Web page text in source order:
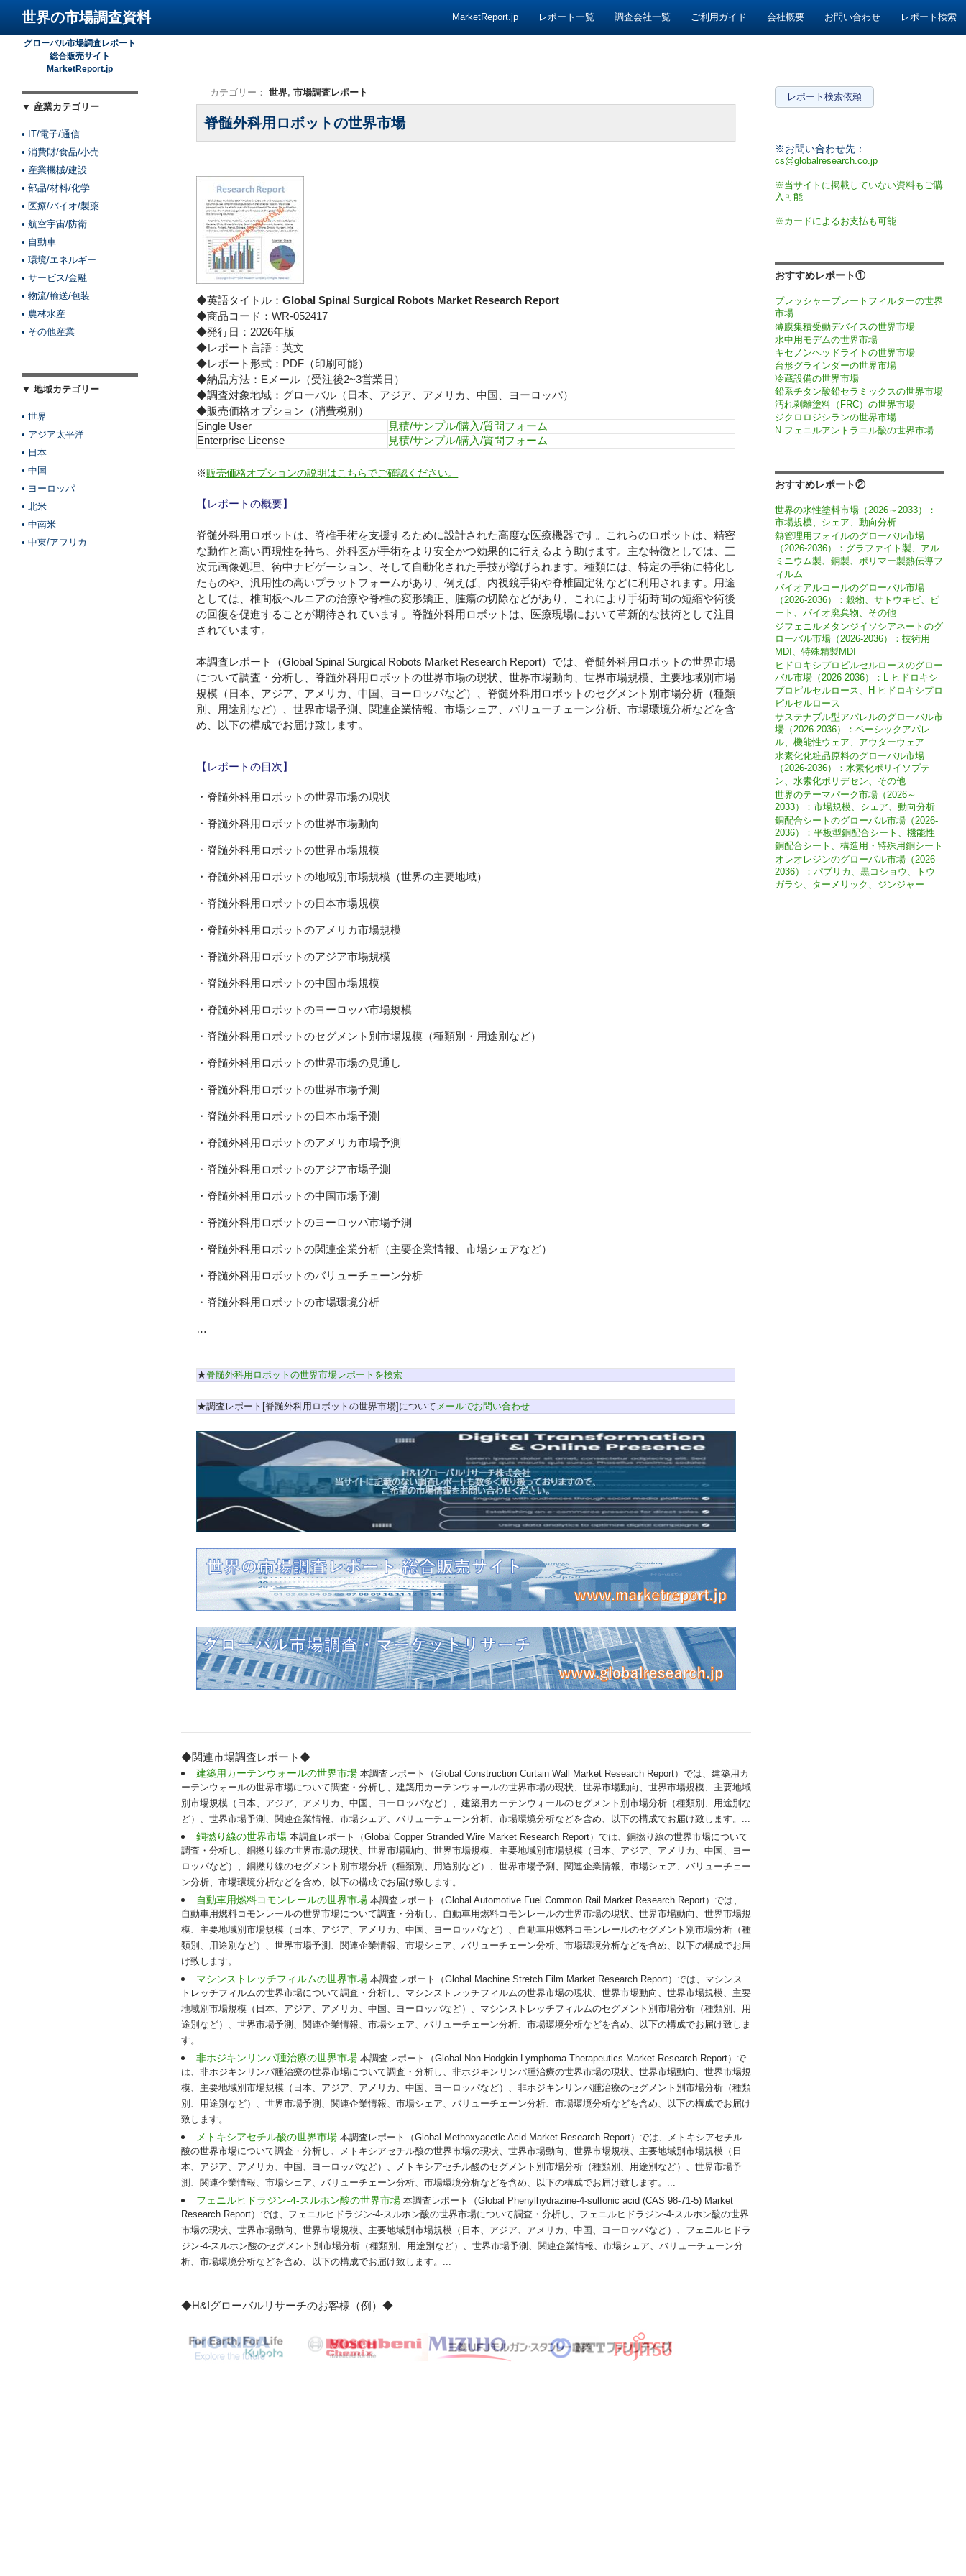
世界の市場調査資料
MarketReport.jp
レポート一覧 調査会社一覧 ご利用ガイド 会社概要 お問い合わせ レポート検索
カテゴリー：世界,市場調査レポート
脊髄外科用ロボットの世界市場
◆英語タイトル：Global Spinal Surgical Robots Market Research Report
◆商品コード：WR-052417
◆発行日：2026年版
◆レポート言語：英文
◆レポート形式：PDF（印刷可能）
◆納品方法：Eメール（受注後2~3営業日）
◆調査対象地域：グローバル（日本、アジア、アメリカ、中国、ヨーロッパ）
◆販売価格オプション（消費税別）
Single User
見積/サンプル/購入/質問フォーム
Enterprise License
見積/サンプル/購入/質問フォーム
※販売価格オプションの説明はこちらでご確認ください。
【レポートの概要】
脊髄外科用ロボットは、脊椎手術を支援するために設計された高度な医療機器です。これらのロボットは、精密
な動作と高い再現性を持ち、外科医が手術をより安全かつ効果的に行えるよう助けます。主な特徴としては、三
次元画像処理、術中ナビゲーション、そして自動化された手技が挙げられます。種類には、特定の手術に特化し
たものや、汎用性の高いプラットフォームがあり、例えば、内視鏡手術や脊椎固定術などに利用されます。用途
としては、椎間板ヘルニアの治療や脊椎の変形矯正、腫瘍の切除などがあり、これにより手術時間の短縮や術後
の回復を促進することが期待されています。脊髄外科用ロボットは、医療現場において革新的な技術として注目
されています。
本調査レポート（Global Spinal Surgical Robots Market Research Report）では、脊髄外科用ロボットの世界市場
について調査・分析し、脊髄外科用ロボットの世界市場の現状、世界市場動向、世界市場規模、主要地域別市場
規模（日本、アジア、アメリカ、中国、ヨーロッパなど）、脊髄外科用ロボットのセグメント別市場分析（種類
別、用途別など）、世界市場予測、関連企業情報、市場シェア、バリューチェーン分析、市場環境分析などを含
め、以下の構成でお届け致します。
【レポートの目次】
・脊髄外科用ロボットの世界市場の現状
・脊髄外科用ロボットの世界市場動向
・脊髄外科用ロボットの世界市場規模
・脊髄外科用ロボットの地域別市場規模（世界の主要地域）
・脊髄外科用ロボットの日本市場規模
・脊髄外科用ロボットのアメリカ市場規模
・脊髄外科用ロボットのアジア市場規模
・脊髄外科用ロボットの中国市場規模
・脊髄外科用ロボットのヨーロッパ市場規模
・脊髄外科用ロボットのセグメント別市場規模（種類別・用途別など）
・脊髄外科用ロボットの世界市場の見通し
・脊髄外科用ロボットの世界市場予測
・脊髄外科用ロボットの日本市場予測
・脊髄外科用ロボットのアメリカ市場予測
・脊髄外科用ロボットのアジア市場予測
・脊髄外科用ロボットの中国市場予測
・脊髄外科用ロボットのヨーロッパ市場予測
・脊髄外科用ロボットの関連企業分析（主要企業情報、市場シェアなど）
・脊髄外科用ロボットのバリューチェーン分析
・脊髄外科用ロボットの市場環境分析
…
★脊髄外科用ロボットの世界市場レポートを検索
★調査レポート[脊髄外科用ロボットの世界市場]について メールでお問い合わせ
◆関連市場調査レポート◆
建築用カーテンウォールの世界市場 本調査レポート（Global Construction Curtain Wall Market Research Report）では、建築用カ
ーテンウォールの世界市場について調査・分析し、建築用カーテンウォールの世界市場の現状、世界市場動向、世界市場規模、主要地域
別市場規模（日本、アジア、アメリカ、中国、ヨーロッパなど）、建築用カーテンウォールのセグメント別市場分析（種類別、用途別な
ど）、世界市場予測、関連企業情報、市場シェア、バリューチェーン分析、市場環境分析などを含め、以下の構成でお届け致します。...
銅撚り線の世界市場 本調査レポート（Global Copper Stranded Wire Market Research Report）では、銅撚り線の世界市場について
調査・分析し、銅撚り線の世界市場の現状、世界市場動向、世界市場規模、主要地域別市場規模（日本、アジア、アメリカ、中国、ヨー
ロッパなど）、銅撚り線のセグメント別市場分析（種類別、用途別など）、世界市場予測、関連企業情報、市場シェア、バリューチェー
ン分析、市場環境分析などを含め、以下の構成でお届け致します。...
自動車用燃料コモンレールの世界市場 本調査レポート（Global Automotive Fuel Common Rail Market Research Report）では、
自動車用燃料コモンレールの世界市場について調査・分析し、自動車用燃料コモンレールの世界市場の現状、世界市場動向、世界市場規
模、主要地域別市場規模（日本、アジア、アメリカ、中国、ヨーロッパなど）、自動車用燃料コモンレールのセグメント別市場分析（種
類別、用途別など）、世界市場予測、関連企業情報、市場シェア、バリューチェーン分析、市場環境分析などを含め、以下の構成でお届
け致します。...
マシンストレッチフィルムの世界市場 本調査レポート（Global Machine Stretch Film Market Research Report）では、マシンス
トレッチフィルムの世界市場について調査・分析し、マシンストレッチフィルムの世界市場の現状、世界市場動向、世界市場規模、主要
地域別市場規模（日本、アジア、アメリカ、中国、ヨーロッパなど）、マシンストレッチフィルムのセグメント別市場分析（種類別、用
途別など）、世界市場予測、関連企業情報、市場シェア、バリューチェーン分析、市場環境分析などを含め、以下の構成でお届け致しま
す。...
非ホジキンリンパ腫治療の世界市場 本調査レポート（Global Non-Hodgkin Lymphoma Therapeutics Market Research Report）で
は、非ホジキンリンパ腫治療の世界市場について調査・分析し、非ホジキンリンパ腫治療の世界市場の現状、世界市場動向、世界市場規
模、主要地域別市場規模（日本、アジア、アメリカ、中国、ヨーロッパなど）、非ホジキンリンパ腫治療のセグメント別市場分析（種類
別、用途別など）、世界市場予測、関連企業情報、市場シェア、バリューチェーン分析、市場環境分析などを含め、以下の構成でお届け
致します。...
メトキシアセチル酸の世界市場 本調査レポート（Global Methoxyacetlc Acid Market Research Report）では、メトキシアセチル
酸の世界市場について調査・分析し、メトキシアセチル酸の世界市場の現状、世界市場動向、世界市場規模、主要地域別市場規模（日
本、アジア、アメリカ、中国、ヨーロッパなど）、メトキシアセチル酸のセグメント別市場分析（種類別、用途別など）、世界市場予
測、関連企業情報、市場シェア、バリューチェーン分析、市場環境分析などを含め、以下の構成でお届け致します。...
フェニルヒドラジン-4-スルホン酸の世界市場 本調査レポート（Global Phenylhydrazine-4-sulfonic acid (CAS 98-71-5) Market
Research Report）では、フェニルヒドラジン-4-スルホン酸の世界市場について調査・分析し、フェニルヒドラジン-4-スルホン酸の世界
市場の現状、世界市場動向、世界市場規模、主要地域別市場規模（日本、アジア、アメリカ、中国、ヨーロッパなど）、フェニルヒドラ
ジン-4-スルホン酸のセグメント別市場分析（種類別、用途別など）、世界市場予測、関連企業情報、市場シェア、バリューチェーン分
析、市場環境分析などを含め、以下の構成でお届け致します。...
◆H&Iグローバルリサーチのお客様（例）◆
レポート検索依頼
※お問い合わせ先：
cs@globalresearch.co.jp
※当サイトに掲載していない資料もご購
入可能
※カードによるお支払も可能
おすすめレポート①
プレッシャープレートフィルターの世界
市場
薄膜集積受動デバイスの世界市場
水中用モデムの世界市場
キセノンヘッドライトの世界市場
台形グラインダーの世界市場
冷蔵設備の世界市場
鉛系チタン酸鉛セラミックスの世界市場
汚れ剥離塗料（FRC）の世界市場
ジクロロジシランの世界市場
N-フェニルアントラニル酸の世界市場
おすすめレポート②
世界の水性塗料市場（2026～2033）：
市場規模、シェア、動向分析
熱管理用フォイルのグローバル市場
（2026-2036）：グラファイト製、アル
ミニウム製、銅製、ポリマー製熱伝導フ
ィルム
バイオアルコールのグローバル市場
（2026-2036）：穀物、サトウキビ、ビ
ート、バイオ廃棄物、その他
ジフェニルメタンジイソシアネートのグ
ローバル市場（2026-2036）：技術用
MDI、特殊精製MDI
ヒドロキシプロピルセルロースのグロー
バル市場（2026-2036）：L-ヒドロキシ
プロピルセルロース、H-ヒドロキシプロ
ピルセルロース
サステナブル型アパレルのグローバル市
場（2026-2036）：ベーシックアパレ
ル、機能性ウェア、アウターウェア
水素化化粧品原料のグローバル市場
（2026-2036）：水素化ポリイソブテ
ン、水素化ポリデセン、その他
世界のテーマパーク市場（2026～
2033）：市場規模、シェア、動向分析
銅配合シートのグローバル市場（2026-
2036）：平板型銅配合シート、機能性
銅配合シート、構造用・特殊用銅シート
オレオレジンのグローバル市場（2026-
2036）：パプリカ、黒コショウ、トウ
ガラシ、ターメリック、ジンジャー
グローバル市場調査レポート
総合販売サイト
MarketReport.jp
▼ 産業カテゴリー
• IT/電子/通信
• 消費財/食品/小売
• 産業機械/建設
• 部品/材料/化学
• 医療/バイオ/製薬
• 航空宇宙/防衛
• 自動車
• 環境/エネルギー
• サービス/金融
• 物流/輸送/包装
• 農林水産
• その他産業
▼ 地域カテゴリー
• 世界
• アジア太平洋
• 日本
• 中国
• ヨーロッパ
• 北米
• 中南米
• 中東/アフリカ